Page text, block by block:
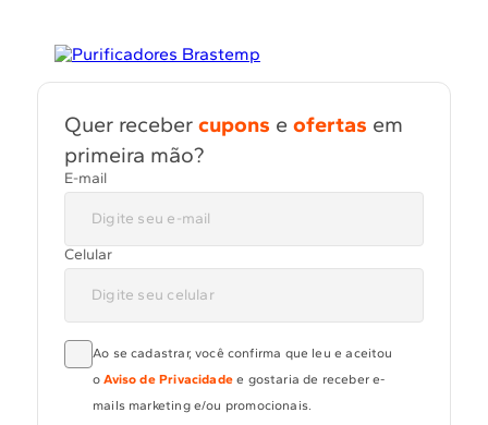
Quer receber cupons e ofertas em
primeira mão?
E-mail
Celular
Ao se cadastrar, você confirma que leu e aceitou
oAviso de Privacidadee gostaria de receber e-
mails marketing e/ou promocionais.